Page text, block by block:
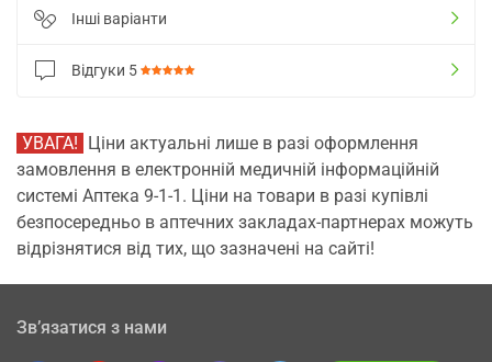
Інші варіанти
Відгуки 5
УВАГА! Ціни актуальні лише в разі оформлення
замовлення в електронній медичній інформаційній
системі Аптека 9-1-1. Ціни на товари в разі купівлі
безпосередньо в аптечних закладах-партнерах можуть
відрізнятися від тих, що зазначені на сайті!
Зв’язатися з нами